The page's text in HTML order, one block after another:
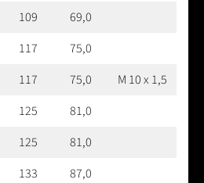
109
69,0
117
75,0
117 75,0
M 10 x 1,5
125
81,0
125
81,0
133
87,0